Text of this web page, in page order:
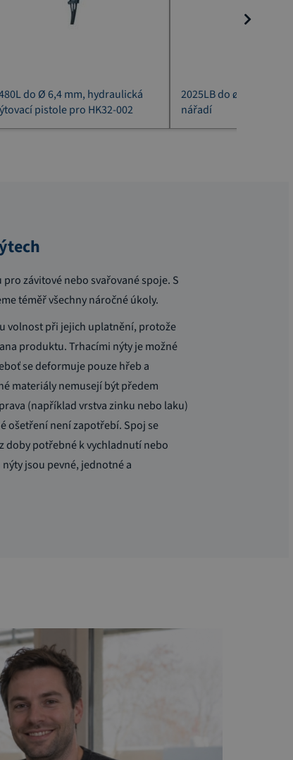
do Ø 6,4 mm, hydraulická
pistole pro HK32-002
2025LB do ø 6,4 mm,
nářadí
závitové nebo svařované spoje. S
téměř všechny náročné úkoly.
volnost při jejich uplatnění, protože
produktu. Trhacími nýty je možné
se deformuje pouze hřeb a
materiály nemusejí být předem
(například vrstva zinku nebo laku)
ošetření není zapotřebí. Spoj se
doby potřebné k vychladnutí nebo
jsou pevné, jednotné a